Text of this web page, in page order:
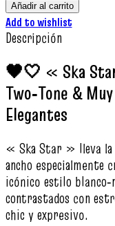
Añadir al carrito
Add to wishlist
Descripción
🖤🤍 « Ska
Two‑Tone &
Elegantes
« Ska Star » lleva la
ancho especialmente
icónico estilo
contrastados con
chic y expresivo.